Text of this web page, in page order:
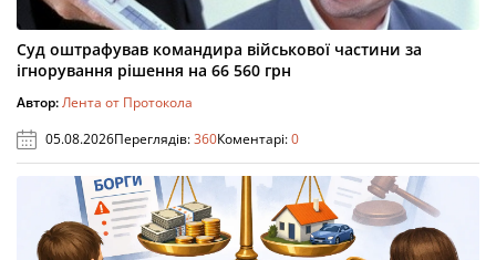
Суд оштрафував командира військової частини за
ігнорування рішення на 66 560 грн
Автор:Лента от Протокола
05.08.2026Переглядів:360Коментарі:0